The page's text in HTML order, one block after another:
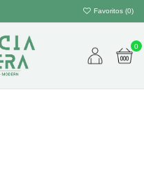
Favoritos (0)
0